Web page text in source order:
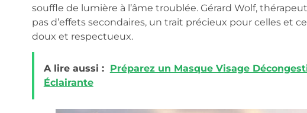
souffle de lumière à l’âme troublée. Gérard Wolf,
pas d’effets secondaires, un trait précieux pour celles et
doux et respectueux.
A lire aussi : Préparez un Masque Visage
Éclairante